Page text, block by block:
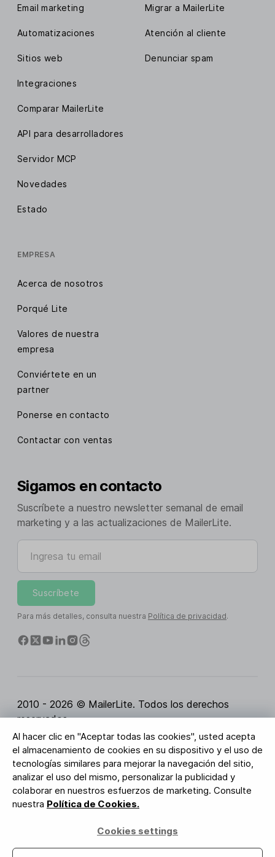
Al hacer clic en "Aceptar todas las cookies", usted acepta
el almacenamiento de cookies en su dispositivo y el uso de
tecnologías similares para mejorar la navegación del sitio,
analizar el uso del mismo, personalizar la publicidad y
colaborar en nuestros esfuerzos de marketing. Consulte
nuestra Política de Cookies.
Cookies settings
Email marketing
Automatizaciones
Sitios web
Integraciones
Comparar MailerLite
API para desarrolladores
Servidor MCP
Novedades
Estado
Migrar a MailerLite
Atención al cliente
Denunciar spam
EMPRESA
Acerca de nosotros
Porqué Lite
Valores de nuestra
empresa
Conviértete en un
partner
Ponerse en contacto
Contactar con ventas
Sigamos en contacto
Suscríbete a nuestro newsletter semanal de email
marketing y a las actualizaciones de MailerLite.
Ingresa tu email
Suscríbete
Para más detalles, consulta nuestra Política de privacidad.
2010 - 2026 © MailerLite. Todos los derechos
reservados.
Condiciones del servicio
Política de privacidad
Página de Confianza
Configuración de cookies
Activos de marca
BUREAU VERITAS
Certificación ISO 27001
Conformidad con el RGPD